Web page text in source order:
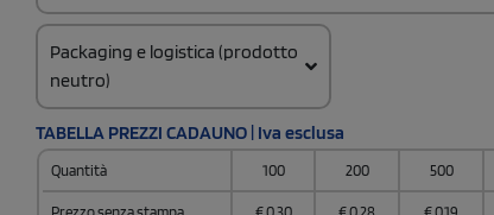
Packaging e logistica (prodotto
neutro)
TABELLA PREZZI CADAUNO | Iva esclusa
Quantità 100 200 500